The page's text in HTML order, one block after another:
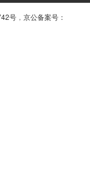
号， 京公备案号：